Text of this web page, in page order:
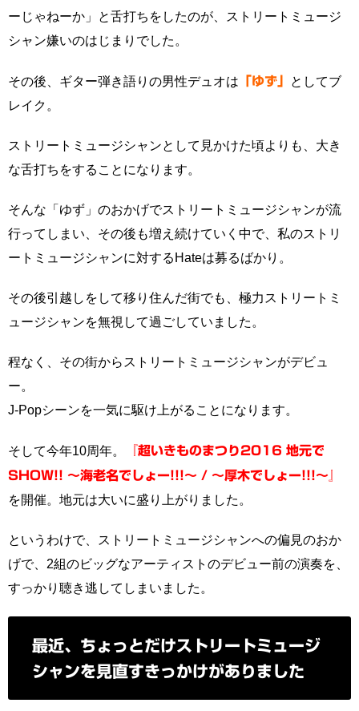
ーじゃねーか」と舌打ちをしたのが、ストリートミュージ
シャン嫌いのはじまりでした。
その後、ギター弾き語りの男性デュオは 「ゆず」
としてブ
レイク。
ストリートミュージシャンとして見かけた頃よりも、大き
な舌打ちをすることになります。
そんな「ゆず」のおかげでストリートミュージシャンが流
行ってしまい、その後も増え続けていく中で、私のストリ
ートミュージシャンに対するHateは募るばかり。
その後引越しをして移り住んだ街でも、極力ストリートミ
ュージシャンを無視して過ごしていました。
程なく、その街からストリートミュージシャンがデビュ
ー。
J-Popシーンを一気に駆け上がることになります。
そして今年10周年。
『超いきものまつり2016 地元で
SHOW!! 〜海老名でしょー!!!〜 / 〜厚木でしょー!!!〜』
を開催。地元は大いに盛り上がりました。
というわけで、ストリートミュージシャンへの偏見のおか
げで、2組のビッグなアーティストのデビュー前の演奏を、
すっかり聴き逃してしまいました。
最近、ちょっとだけストリートミュージ
シャンを見直すきっかけがありました